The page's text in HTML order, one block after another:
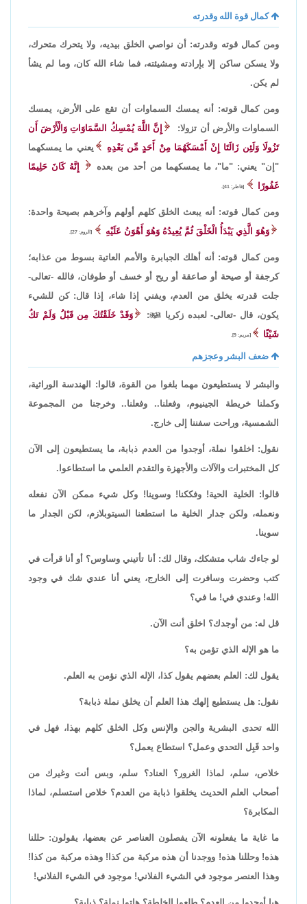
كمال قوة الله وقدرته
ومن كمال قوته وقدرته: أن نواصي الخلق بيديه، ولا يتحرك متحرك،
ولا يسكن ساكن إلا بإرادته ومشيئته، فما شاء الله كان، وما لم يشأ
لم يكن.
ومن كمال قوته: أنه يمسك السماوات أن تقع على الأرض، يمسك
السماوات والأرض أن تزولا:
إِنَّ اللَّهَ يُمْسِكُ السَّمَاوَاتِ وَالْأَرْضَ أَن
تَزُولَا وَلَئِن زَالَتَا إِنْ أَمْسَكَهُمَا مِنْ أَحَدٍ مِّن بَعْدِهِ
يعني ما يمسكهما
"إن" يعني: "ما"، ما يمسكهما من أحد من بعده
إِنَّهُ كَانَ حَلِيمًا
غَفُورًا
[فاطر: 41].
ومن كمال قوته: أنه يبعث الخلق كلهم أولهم وآخرهم بصيحة واحدة:
وَهُوَ الَّذِي يَبْدَأُ الْخَلْقَ ثُمَّ يُعِيدُهُ وَهُوَ أَهْوَنُ عَلَيْهِ
[الروم: 27].
ومن كمال قوته: أنه أهلك الجبابرة والأمم العاتية بسوط من عذابه؛
كرجفة أو صيحة أو صاعقة أو ريح أو خسف أو طوفان، فالله -تعالى-
جلت قدرته يخلق من العدم، ويفني إذا شاء، إذا قال: كن للشيء
يكون، قال -تعالى- لعبده زكريا
:
وَقَدْ خَلَقْتُكَ مِن قَبْلُ وَلَمْ تَكُ
شَيْئًا
[مريم: 9].
ضعف البشر وعجزهم
والبشر لا يستطيعون مهما بلغوا من القوة، قالوا: الهندسة الوراثية،
وكملنا خريطة الجينيوم، وفعلنا.. وفعلنا.. وخرجنا من المجموعة
الشمسية، وراحت سفننا إلى خارج.
نقول: اخلقوا نملة، أوجدوا من العدم ذبابة، ما يستطيعون إلى الآن
كل المختبرات والآلات والأجهزة والتقدم العلمي ما استطاعوا.
قالوا: الخلية الحية! وفككنا! وسوينا! وكل شيء ممكن الآن نفعله
ونعمله، ولكن جدار الخلية ما استطعنا السيتوبلازم، لكن الجدار ما
سوينا.
لو جاءك شاب متشكك، وقال لك: أنا تأتيني وساوس؟ أو أنا قرأت في
كتب وحضرت وسافرت إلى الخارج، يعني أنا عندي شك في وجود
الله! وعندي في! ما في؟
قل له: من أوجدك؟ اخلق أنت الآن.
ما هو الإله الذي تؤمن به؟
يقول لك: العلم بعضهم يقول كذا، الإله الذي نؤمن به العلم.
نقول: هل يستطيع إلهك هذا العلم أن يخلق نملة ذبابة؟
الله تحدى البشرية والجن والإنس وكل الخلق كلهم بهذا، فهل في
واحد قَبِل التحدي وعمل؟ استطاع يعمل؟
خلاص، سلم، لماذا الغرور؟ العناد؟ سلم، وبس أنت وغيرك من
أصحاب العلم الحديث يخلقوا ذبابة من العدم؟ خلاص استسلم، لماذا
المكابرة؟
ما غاية ما يفعلونه الآن يفصلون العناصر عن بعضها، يقولون: حللنا
هذه! وحللنا هذه! ووجدنا أن هذه مركبة من كذا! وهذه مركبة من كذا!
وهذا العنصر موجود في الشيء الفلاني! موجود في الشيء الفلاني!